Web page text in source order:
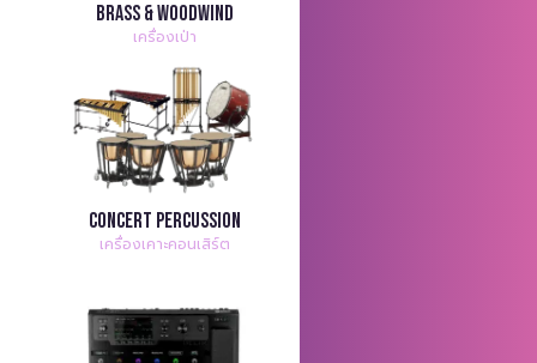
Brass & Woodwind
เครื่องเป่า
Concert Percussion
เครื่องเคาะคอนเสิร์ต